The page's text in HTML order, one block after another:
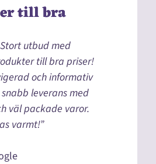
till bra
utbud med
till bra priser!
och informativ
leverans med
väl packade varor.
varmt!”